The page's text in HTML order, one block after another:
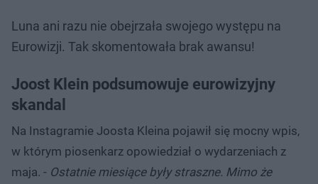
Luna ani razu nie obejrzała swojego występu na
Eurowizji. Tak skomentowała brak awansu!
Joost Klein podsumowuje eurowizyjny
skandal
Na Instagramie Joosta Kleina pojawił się mocny wpis,
w którym piosenkarz opowiedział o wydarzeniach z
maja. - Ostatnie miesiące były straszne. Mimo że